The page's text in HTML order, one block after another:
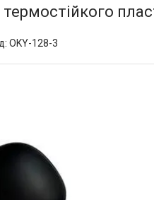
OKY-128-3